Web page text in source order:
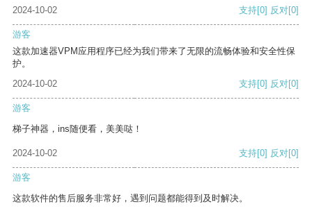
2024-10-02
支持[0] 反对[0]
游客
这款加速器VPM应用程序已经为我们带来了无限的流畅体验和安全性保
护。
2024-10-02
支持[0] 反对[0]
游客
梯子神器，ins随便看，美美哒！
2024-10-02 支持[0] 反对[0]
游客
这款软件的售后服务非常好，遇到问题都能得到及时解决。